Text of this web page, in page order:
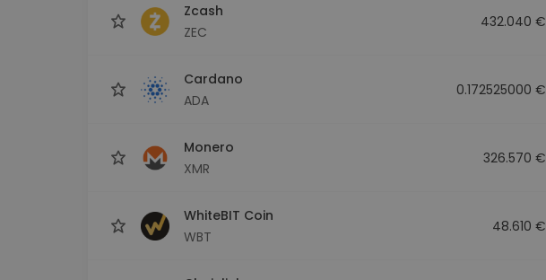
Zcash
ZEC
432.040 €
Cardano
ADA
0.172525000 €
Monero
XMR
326.570 €
WhiteBIT Coin
WBT
48.610 €